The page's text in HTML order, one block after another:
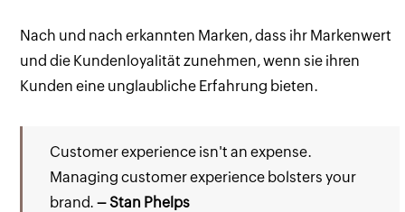
Nach und nach erkannten Marken, dass ihr Markenwert
und die Kundenloyalität zunehmen, wenn sie ihren
Kunden eine unglaubliche Erfahrung bieten.
Customer experience isn't an expense.
Managing customer experience bolsters your
brand.– Stan Phelps